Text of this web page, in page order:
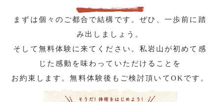
まずは個々のご都合で結構です。ぜひ、一歩前に踏
み出しましょう。
そして無料体験に来てください。私岩山が初めて感
じた感動を味わっていただけることを
お約束します。無料体験後もご検討頂いてOKです。